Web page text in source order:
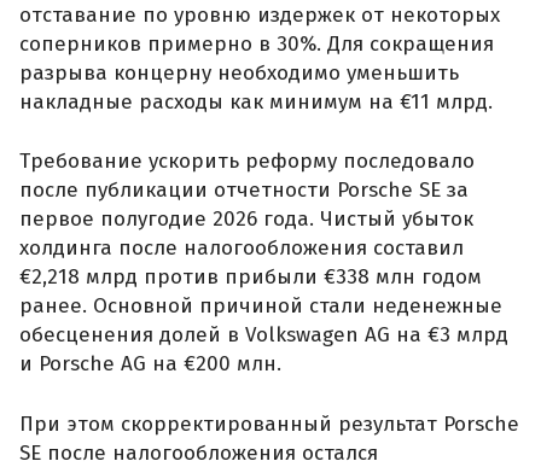
отставание по уровню издержек от некоторых
соперников примерно в 30%. Для сокращения
разрыва концерну необходимо уменьшить
накладные расходы как минимум на €11 млрд.
Требование ускорить реформу последовало
после публикации отчетности Porsche SE за
первое полугодие 2026 года. Чистый убыток
холдинга после налогообложения составил
€2,218 млрд против прибыли €338 млн годом
ранее. Основной причиной стали неденежные
обесценения долей в Volkswagen AG на €3 млрд
и Porsche AG на €200 млн.
При этом скорректированный результат Porsche
SE после налогообложения остался